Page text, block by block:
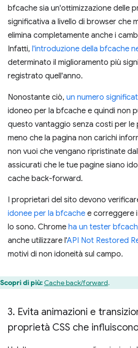
bfcache sia un'ottimizzazione delle
significativa a livello di browser che
elimina completamente anche i
Infatti, l'introduzione della bfcache
determinato il miglioramento più
registrato quell'anno.
Nonostante ciò, un numero
idoneo per la bfcache e quindi non
questo vantaggio senza costi per le
meno che la pagina non carichi
non vuoi che vengano ripristinate
assicurati che le tue pagine siano
cache back-forward.
I proprietari del sito devono
idonee per la bfcache e correggere
lo sono. Chrome ha un tester
anche utilizzare l'API Not Restored
motivi di non idoneità sul campo.
Scopri di più:Cache back/forward.
3. Evita animazioni e
proprietà CSS che